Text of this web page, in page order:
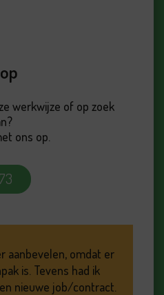
werkwijze of op zoek
ons op.
aanbevelen, omdat er
is. Tevens had ik
nieuwe job/contract.